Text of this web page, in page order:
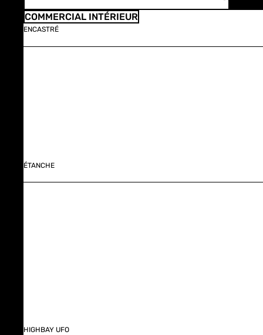
COMMERCIAL INTÉRIEUR
ENCASTRÉ
ÉTANCHE
HIGHBAY UFO